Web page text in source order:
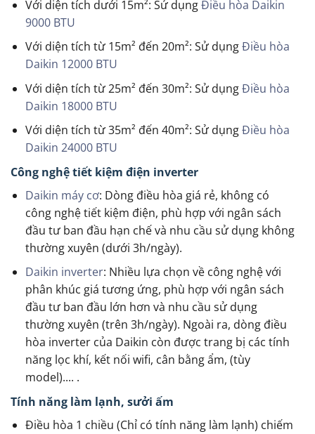
Với diện tích dưới 15m²: Sử dụngĐiều hòa Daikin
9000 BTU
Với diện tích từ 15m² đến 20m²: Sử dụngĐiều hòa
Daikin 12000 BTU
Với diện tích từ 25m² đến 30m²: Sử dụngĐiều hòa
Daikin 18000 BTU
Với diện tích từ 35m² đến 40m²: Sử dụngĐiều hòa
Daikin 24000 BTU
Công nghệ tiết kiệm điện inverter
Daikin máy cơ: Dòng điều hòa giá rẻ, không có
công nghệ tiết kiệm điện, phù hợp với ngân sách
đầu tư ban đầu hạn chế và nhu cầu sử dụng không
thường xuyên (dưới 3h/ngày).
Daikin inverter: Nhiều lựa chọn về công nghệ với
phân khúc giá tương ứng, phù hợp với ngân sách
đầu tư ban đầu lớn hơn và nhu cầu sử dụng
thường xuyên (trên 3h/ngày). Ngoài ra, dòng điều
hòa inverter của Daikin còn được trang bị các tính
năng lọc khí, kết nối wifi, cân bằng ẩm, (tùy
model).... .
Tính năng làm lạnh, sưởi ấm
Điều hòa 1 chiều (Chỉ có tính năng làm lạnh) chiếm